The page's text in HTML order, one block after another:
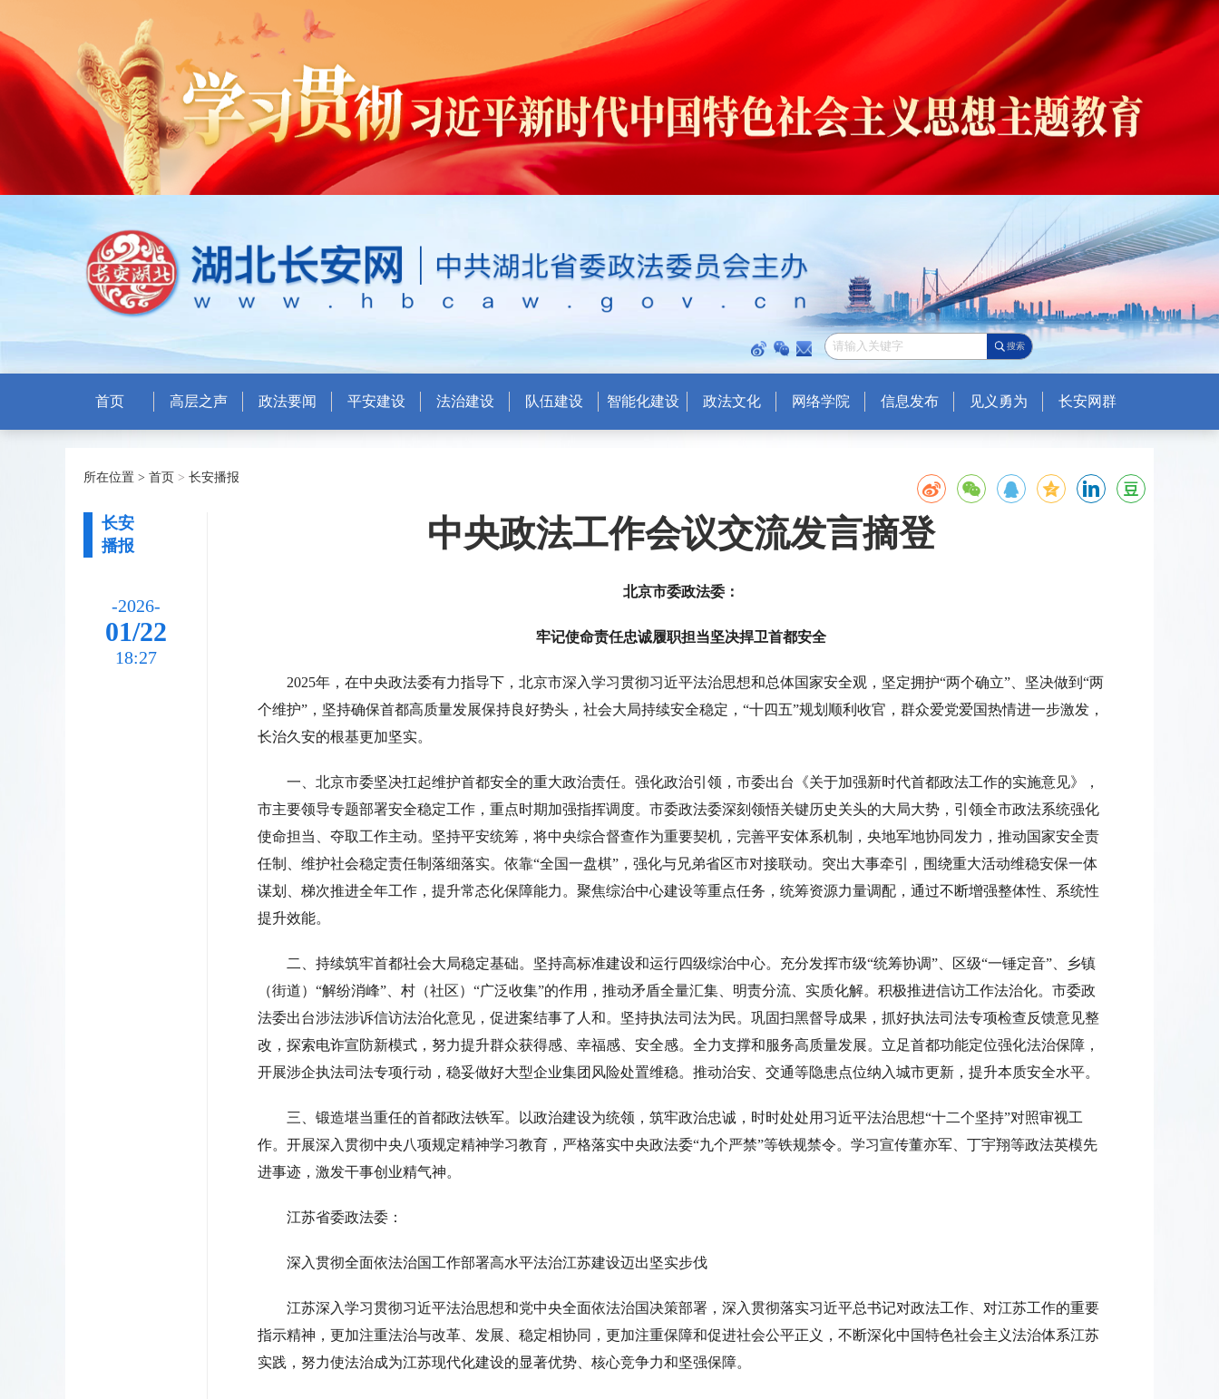
搜索
首页 高层之声 政法要闻 平安建设 法治建设 队伍建设 智能化建设 政法文化 网络学院 信息发布 见义勇为 长安网群
所在位置 > 首页 > 长安播报
长安
播报
-2026-
01/22
18:27
中央政法工作会议交流发言摘登
北京市委政法委：
牢记使命责任忠诚履职担当坚决捍卫首都安全
2025年，在中央政法委有力指导下，北京市深入学习贯彻习近平法治思想和总体国家安全观，坚定拥护“两个确立”、坚决做到“两
个维护”，坚持确保首都高质量发展保持良好势头，社会大局持续安全稳定，“十四五”规划顺利收官，群众爱党爱国热情进一步激发，
长治久安的根基更加坚实。
一、北京市委坚决扛起维护首都安全的重大政治责任。强化政治引领，市委出台《关于加强新时代首都政法工作的实施意见》，
市主要领导专题部署安全稳定工作，重点时期加强指挥调度。市委政法委深刻领悟关键历史关头的大局大势，引领全市政法系统强化
使命担当、夺取工作主动。坚持平安统筹，将中央综合督查作为重要契机，完善平安体系机制，央地军地协同发力，推动国家安全责
任制、维护社会稳定责任制落细落实。依靠“全国一盘棋”，强化与兄弟省区市对接联动。突出大事牵引，围绕重大活动维稳安保一体
谋划、梯次推进全年工作，提升常态化保障能力。聚焦综治中心建设等重点任务，统筹资源力量调配，通过不断增强整体性、系统性
提升效能。
二、持续筑牢首都社会大局稳定基础。坚持高标准建设和运行四级综治中心。充分发挥市级“统筹协调”、区级“一锤定音”、乡镇
（街道）“解纷消峰”、村（社区）“广泛收集”的作用，推动矛盾全量汇集、明责分流、实质化解。积极推进信访工作法治化。市委政
法委出台涉法涉诉信访法治化意见，促进案结事了人和。坚持执法司法为民。巩固扫黑督导成果，抓好执法司法专项检查反馈意见整
改，探索电诈宣防新模式，努力提升群众获得感、幸福感、安全感。全力支撑和服务高质量发展。立足首都功能定位强化法治保障，
开展涉企执法司法专项行动，稳妥做好大型企业集团风险处置维稳。推动治安、交通等隐患点位纳入城市更新，提升本质安全水平。
三、锻造堪当重任的首都政法铁军。以政治建设为统领，筑牢政治忠诚，时时处处用习近平法治思想“十二个坚持”对照审视工
作。开展深入贯彻中央八项规定精神学习教育，严格落实中央政法委“九个严禁”等铁规禁令。学习宣传董亦军、丁宇翔等政法英模先
进事迹，激发干事创业精气神。
江苏省委政法委：
深入贯彻全面依法治国工作部署高水平法治江苏建设迈出坚实步伐
江苏深入学习贯彻习近平法治思想和党中央全面依法治国决策部署，深入贯彻落实习近平总书记对政法工作、对江苏工作的重要
指示精神，更加注重法治与改革、发展、稳定相协同，更加注重保障和促进社会公平正义，不断深化中国特色社会主义法治体系江苏
实践，努力使法治成为江苏现代化建设的显著优势、核心竞争力和坚强保障。